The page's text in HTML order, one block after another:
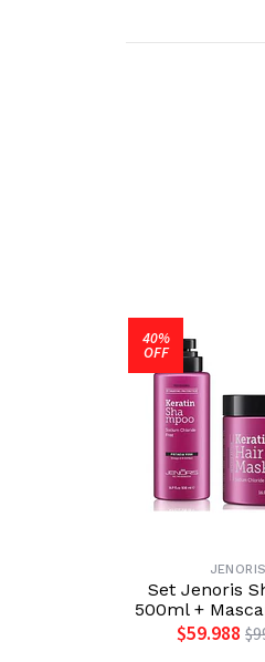
40%
OFF
JENORIS
Set Jenoris
500ml +
$59.988